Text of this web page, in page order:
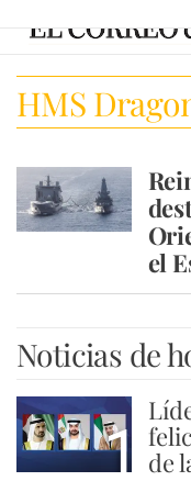
HMS
el
Noticias de
1 de